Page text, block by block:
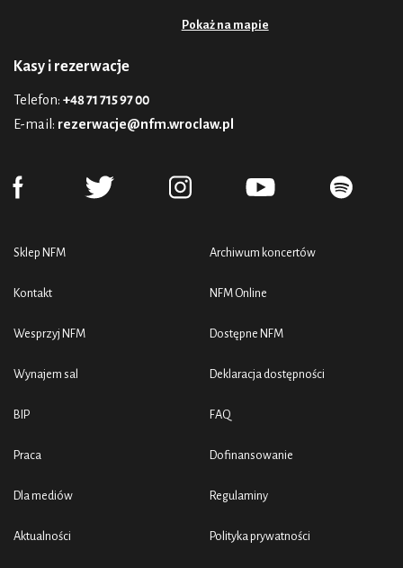
Pokaż na mapie
Kasy i rezerwacje
Telefon: +48 71 715 97 00
E-mail: rezerwacje@nfm.wroclaw.pl
Sklep NFM
Kontakt
Wesprzyj NFM
Wynajem sal
BIP
Praca
Dla mediów
Aktualności
Archiwum koncertów
NFM Online
Dostępne NFM
Deklaracja dostępności
FAQ
Dofinansowanie
Regulaminy
Polityka prywatności